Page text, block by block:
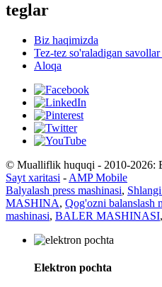
teglar
Biz haqimizda
Tez-tez so'raladigan
Aloqa
© Mualliflik huquqi - 2010-2026:
Sayt xaritasi - AMP Mobile
Balyalash press mashinasi,
MASHINA, Qog'ozni balanslash
mashinasi, BALER MASHINASI,
Elektron pochta